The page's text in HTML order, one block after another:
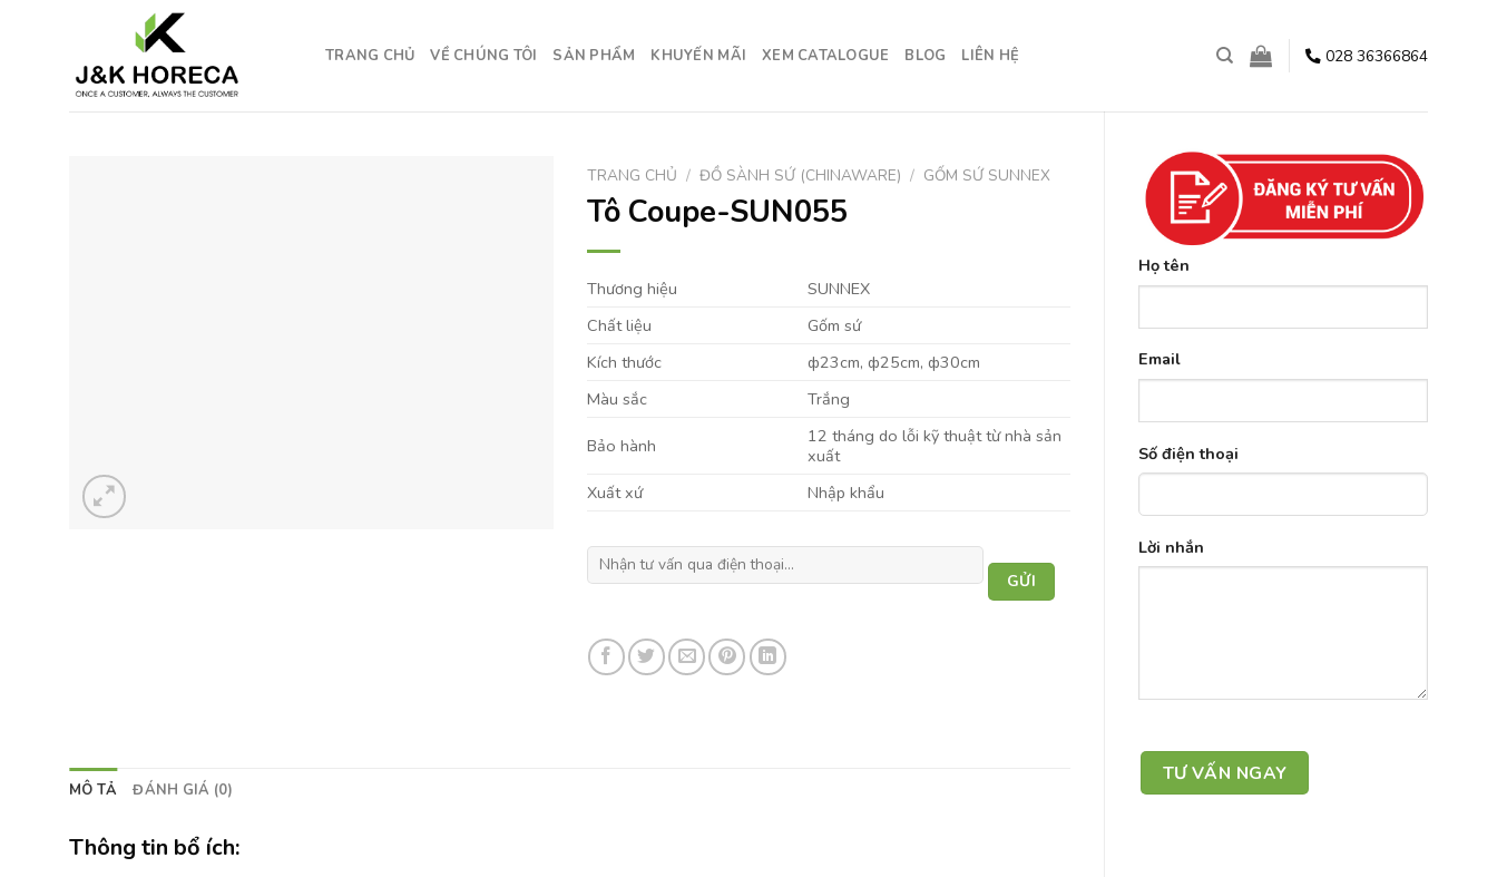
TRANG CHỦ VỀ CHÚNG TÔI SẢN PHẨM KHUYẾN MÃI XEM CATALOGUE BLOG LIÊN HỆ 028 36366864
Họ tên
Email
Số điện thoại
Lời nhắn
TRANG CHỦ / ĐỒ SÀNH SỨ (CHINAWARE) / GỐM SỨ SUNNEX
Tô Coupe-SUN055
Thương hiệu
SUNNEX
Chất liệu
Gốm sứ
Kích thước
ф23cm, ф25cm, ф30cm
Màu sắc
Trắng
Bảo hành
12 tháng do lỗi kỹ thuật từ nhà sản
xuất
Xuất xứ
Nhập khẩu
MÔ TẢ ĐÁNH GIÁ (0)
Thông tin bổ ích: